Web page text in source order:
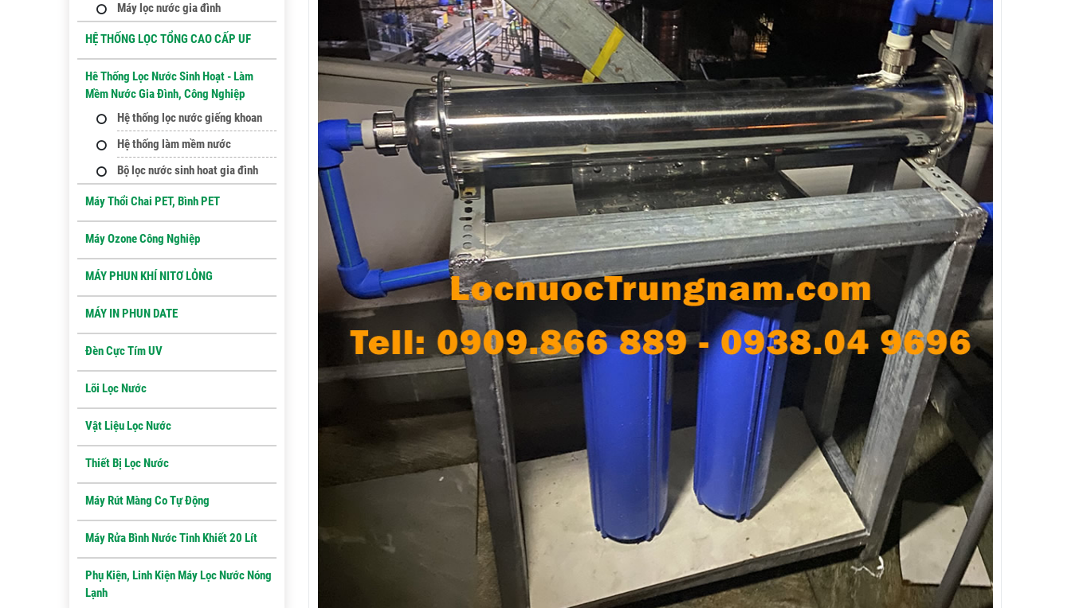
Máy lọc nước gia đình
HỆ THỐNG LỌC TỔNG CAO CẤP UF
Hê Thống Lọc Nước Sinh Hoạt - Làm
Mềm Nước Gia Đình, Công Nghiệp
Hệ thống lọc nước giếng khoan
Hệ thống làm mềm nước
Bộ lọc nước sinh hoat gia đình
Máy Thổi Chai PET, Bình PET
Máy Ozone Công Nghiệp
MÁY PHUN KHÍ NITƠ LỎNG
MÁY IN PHUN DATE
Đèn Cực Tím UV
Lõi Lọc Nước
Vật Liệu Lọc Nước
Thiết Bị Lọc Nước
Máy Rút Màng Co Tự Động
Máy Rửa Bình Nước Tinh Khiết 20 Lít
Phụ Kiện, Linh Kiện Máy Lọc Nước Nóng
Lạnh